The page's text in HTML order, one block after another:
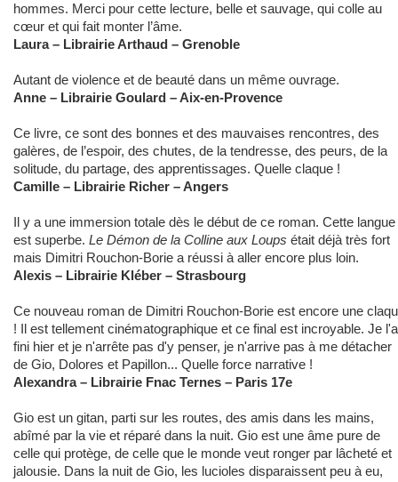
hommes. Merci pour cette lecture, belle et sauvage, qui colle au
cœur et qui fait monter l’âme.
Laura – Librairie Arthaud – Grenoble
Autant de violence et de beauté dans un même ouvrage.
Anne – Librairie Goulard – Aix-en-Provence
Ce livre, ce sont des bonnes et des mauvaises rencontres, des
galères, de l’espoir, des chutes, de la tendresse, des peurs, de la
solitude, du partage, des apprentissages. Quelle claque !
Camille – Librairie Richer – Angers
Il y a une immersion totale dès le début de ce roman. Cette langue
est superbe. Le Démon de la Colline aux Loups était déjà très fort
mais Dimitri Rouchon-Borie a réussi à aller encore plus loin.
Alexis – Librairie Kléber – Strasbourg
Ce nouveau roman de Dimitri Rouchon-Borie est encore une
! Il est tellement cinématographique et ce final est incroyable. Je
fini hier et je n'arrête pas d'y penser, je n'arrive pas à me détacher
de Gio, Dolores et Papillon... Quelle force narrative !
Alexandra – Librairie Fnac Ternes – Paris 17e
Gio est un gitan, parti sur les routes, des amis dans les mains,
abîmé par la vie et réparé dans la nuit. Gio est une âme pure de
celle qui protège, de celle que le monde veut ronger par lâcheté et
jalousie. Dans la nuit de Gio, les lucioles disparaissent peu à eu,